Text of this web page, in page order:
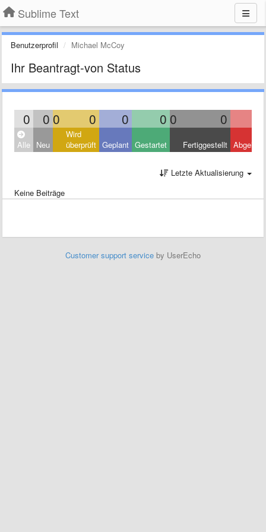
Sublime Text
Benutzerprofil Michael McCoy
Ihr Beantragt-von Status
0 0 0 0 0 0 0 0
Alle Neu
Wird
überprüft Geplant Gestartet Fertiggestellt
Letzte Aktualisierung
Keine Beiträge
Customer support service by UserEcho